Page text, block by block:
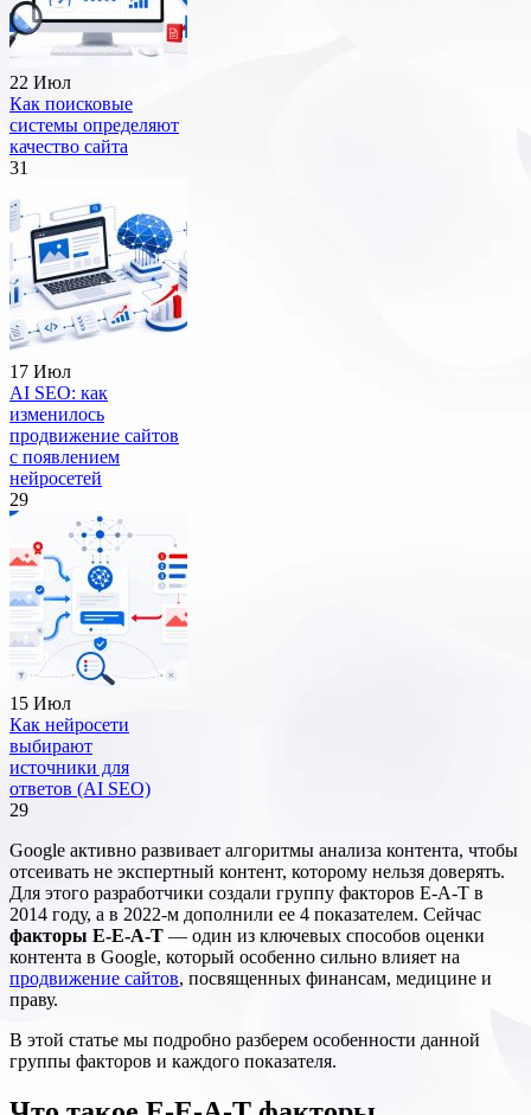
22 Июл
Как поисковые
системы определяют
качество сайта
31
17 Июл
AI SEO: как
изменилось
продвижение сайтов
с появлением
нейросетей
29
15 Июл
Как нейросети
выбирают
источники для
ответов (AI SEO)
29
Google активно развивает алгоритмы анализа контента, чтобы
отсеивать не экспертный контент, которому нельзя доверять.
Для этого разработчики создали группу факторов E-A-T в
2014 году, а в 2022-м дополнили ее 4 показателем. Сейчас
факторы E-E-A-T — один из ключевых способов оценки
контента в Google, который особенно сильно влияет на
продвижение сайтов, посвященных финансам, медицине и
праву.
В этой статье мы подробно разберем особенности данной
группы факторов и каждого показателя.